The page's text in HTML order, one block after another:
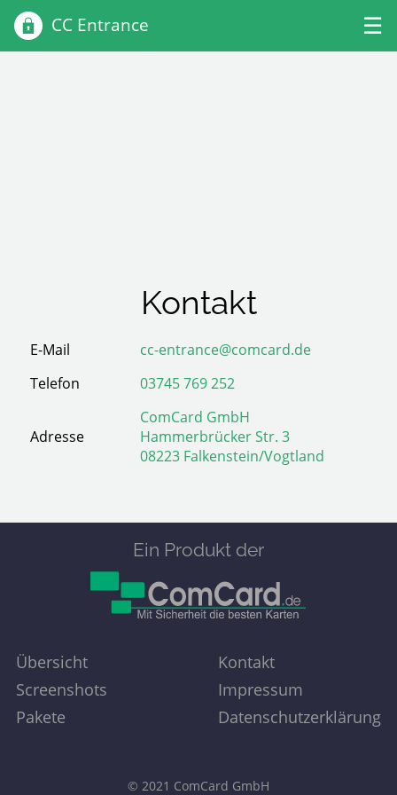
☰
Screenshots
Kontakt
E-Mail cc-entrance@comcard.de
Telefon
03745 769 252
Adresse
ComCard GmbH
Hammerbrücker Str. 3
08223 Falkenstein/Vogtland
Ein Produkt der
Übersicht
Screen­shots
Pakete
Kontakt
Impressum
Datenschutz­erklärung
© 2021 ComCard GmbH